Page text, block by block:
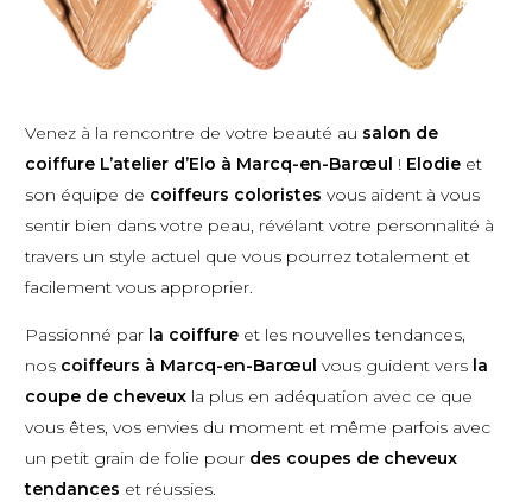
Venez à la rencontre de votre beauté au salon de
coiffure L’atelier d’Elo à Marcq-en-Barœul ! Elodie et
son équipe de coiffeurs coloristes vous aident à vous
sentir bien dans votre peau, révélant votre personnalité à
travers un style actuel que vous pourrez totalement et
facilement vous approprier.
Passionné par la coiffure et les nouvelles tendances,
nos coiffeurs à Marcq-en-Barœul vous guident vers la
coupe de cheveux la plus en adéquation avec ce que
vous êtes, vos envies du moment et même parfois avec
un petit grain de folie pour des coupes de cheveux
tendances et réussies.